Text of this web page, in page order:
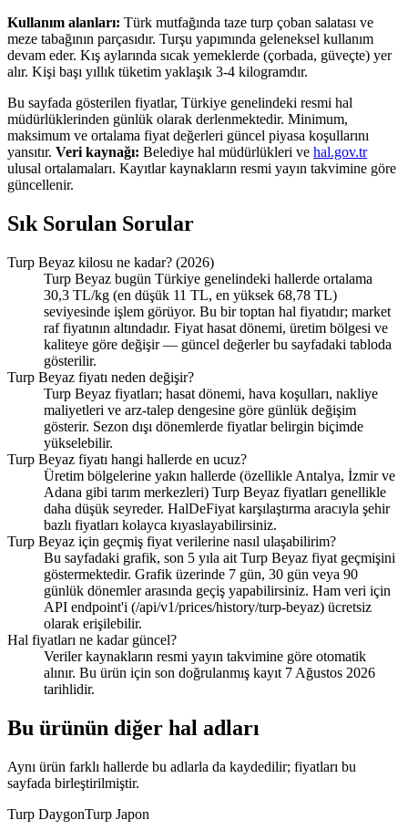
Kullanım alanları: Türk mutfağında taze turp çoban salatası ve
meze tabağının parçasıdır. Turşu yapımında geleneksel kullanım
devam eder. Kış aylarında sıcak yemeklerde (çorbada, güveçte) yer
alır. Kişi başı yıllık tüketim yaklaşık 3-4 kilogramdır.
Bu sayfada gösterilen fiyatlar, Türkiye genelindeki resmi hal
müdürlüklerinden günlük olarak derlenmektedir. Minimum,
maksimum ve ortalama fiyat değerleri güncel piyasa koşullarını
yansıtır. Veri kaynağı: Belediye hal müdürlükleri ve hal.gov.tr
ulusal ortalamaları. Kayıtlar kaynakların resmi yayın takvimine göre
güncellenir.
Sık Sorulan Sorular
Turp Beyaz kilosu ne kadar? (2026)
Turp Beyaz bugün Türkiye genelindeki hallerde ortalama
30,3 TL/kg (en düşük 11 TL, en yüksek 68,78 TL)
seviyesinde işlem görüyor. Bu bir toptan hal fiyatıdır; market
raf fiyatının altındadır. Fiyat hasat dönemi, üretim bölgesi ve
kaliteye göre değişir — güncel değerler bu sayfadaki tabloda
gösterilir.
Turp Beyaz fiyatı neden değişir?
Turp Beyaz fiyatları; hasat dönemi, hava koşulları, nakliye
maliyetleri ve arz-talep dengesine göre günlük değişim
gösterir. Sezon dışı dönemlerde fiyatlar belirgin biçimde
yükselebilir.
Turp Beyaz fiyatı hangi hallerde en ucuz?
Üretim bölgelerine yakın hallerde (özellikle Antalya, İzmir ve
Adana gibi tarım merkezleri) Turp Beyaz fiyatları genellikle
daha düşük seyreder. HalDeFiyat karşılaştırma aracıyla şehir
bazlı fiyatları kolayca kıyaslayabilirsiniz.
Turp Beyaz için geçmiş fiyat verilerine nasıl ulaşabilirim?
Bu sayfadaki grafik, son 5 yıla ait Turp Beyaz fiyat geçmişini
göstermektedir. Grafik üzerinde 7 gün, 30 gün veya 90
günlük dönemler arasında geçiş yapabilirsiniz. Ham veri için
API endpoint'i (/api/v1/prices/history/turp-beyaz) ücretsiz
olarak erişilebilir.
Hal fiyatları ne kadar güncel?
Veriler kaynakların resmi yayın takvimine göre otomatik
alınır. Bu ürün için son doğrulanmış kayıt 7 Ağustos 2026
tarihlidir.
Bu ürünün diğer hal adları
Aynı ürün farklı hallerde bu adlarla da kaydedilir; fiyatları bu
sayfada birleştirilmiştir.
Turp DaygonTurp Japon